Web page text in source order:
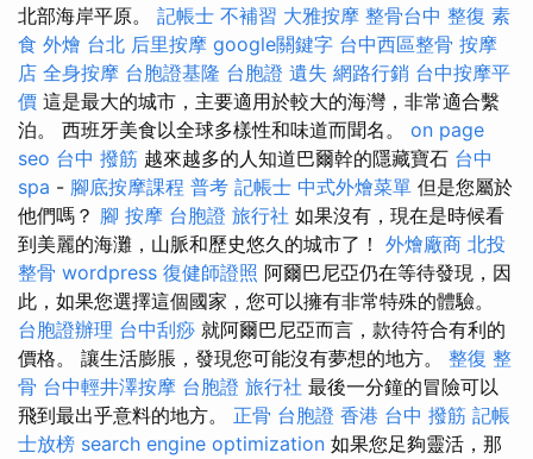
北部海岸平原。 記帳士 不補習 大雅按摩 整骨台中 整復 素
食 外燴 台北 后里按摩 google關鍵字 台中西區整骨 按摩
店 全身按摩 台胞證基隆 台胞證 遺失 網路行銷 台中按摩平
價 這是最大的城市，主要適用於較大的海灣，非常適合繫
泊。 西班牙美食以全球多樣性和味道而聞名。 on page
seo 台中 撥筋 越來越多的人知道巴爾幹的隱藏寶石 台中
spa - 腳底按摩課程 普考 記帳士 中式外燴菜單 但是您屬於
他們嗎？ 腳 按摩 台胞證 旅行社 如果沒有，現在是時候看
到美麗的海灘，山脈和歷史悠久的城市了！ 外燴廠商 北投
整骨 wordpress 復健師證照 阿爾巴尼亞仍在等待發現，因
此，如果您選擇這個國家，您可以擁有非常特殊的體驗。
台胞證辦理 台中刮痧 就阿爾巴尼亞而言，款待符合有利的
價格。 讓生活膨脹，發現您可能沒有夢想的地方。 整復 整
骨 台中輕井澤按摩 台胞證 旅行社 最後一分鐘的冒險可以
飛到最出乎意料的地方。 正骨 台胞證 香港 台中 撥筋 記帳
士放榜 search engine optimization 如果您足夠靈活，那